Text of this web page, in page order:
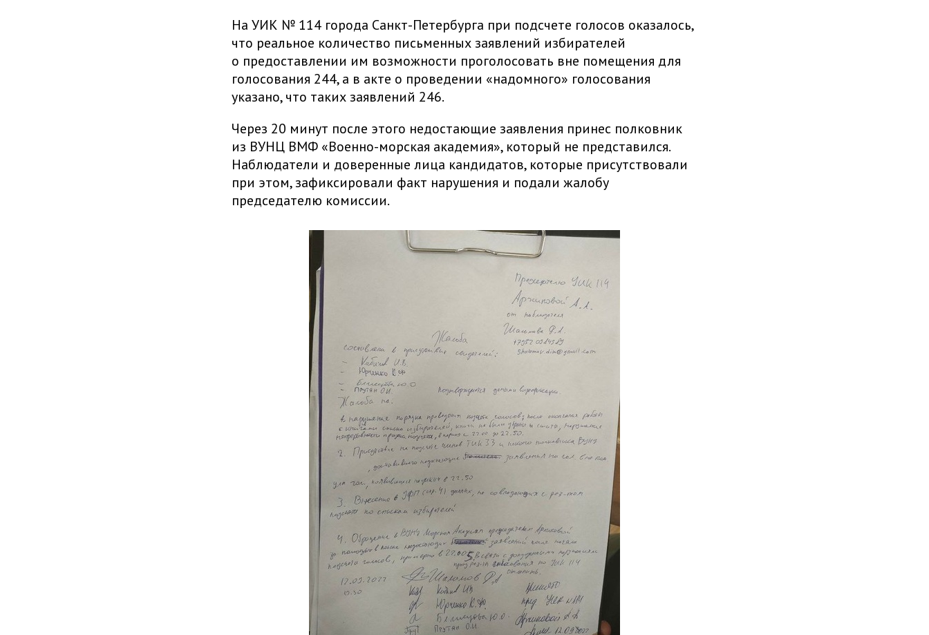
На УИК № 114 города Санкт-Петербурга при подсчете голосов оказалось,
что реальное количество письменных заявлений избирателей
о предоставлении им возможности проголосовать вне помещения для
голосования 244, а в акте о проведении «надомного» голосования
указано, что таких заявлений 246.
Через 20 минут после этого недостающие заявления принес полковник
из ВУНЦ ВМФ «Военно-морская академия», который не представился.
Наблюдатели и доверенные лица кандидатов, которые присутствовали
при этом, зафиксировали факт нарушения и подали жалобу
председателю комиссии.